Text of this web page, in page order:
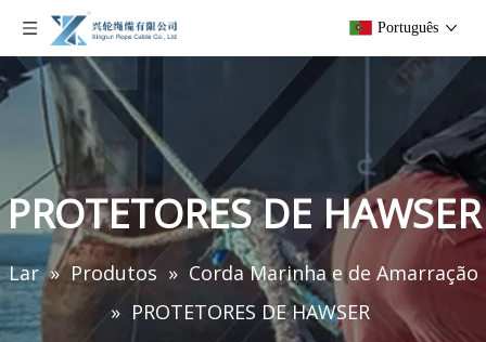
Português
PROTETORES DE HAWSER
Lar » Produtos » Corda Marinha e de Amarração
» PROTETORES DE HAWSER